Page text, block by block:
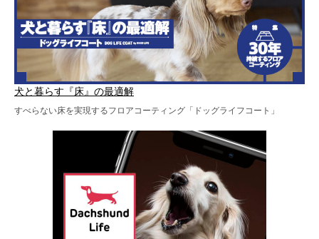
犬と暮らす『床』の最適解
すべらない床を実現するフロアコーティング「ドッグライフコート」